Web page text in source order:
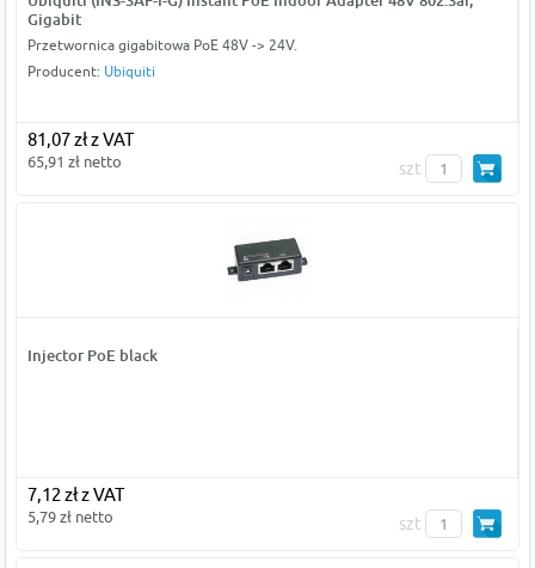
Gigabit
Przetwornica gigabitowa PoE 48V -> 24V.
Producent: Ubiquiti
81,07 zł z VAT
65,91 zł netto szt
Injector PoE black
7,12 zł z VAT
5,79 zł netto szt